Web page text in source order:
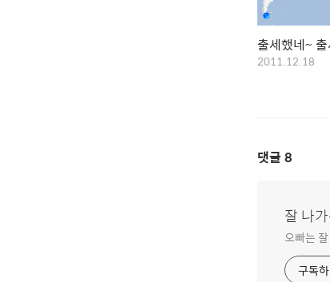
출세했네~
2011.12.18
댓글 8
잘 나
오빠는
구독